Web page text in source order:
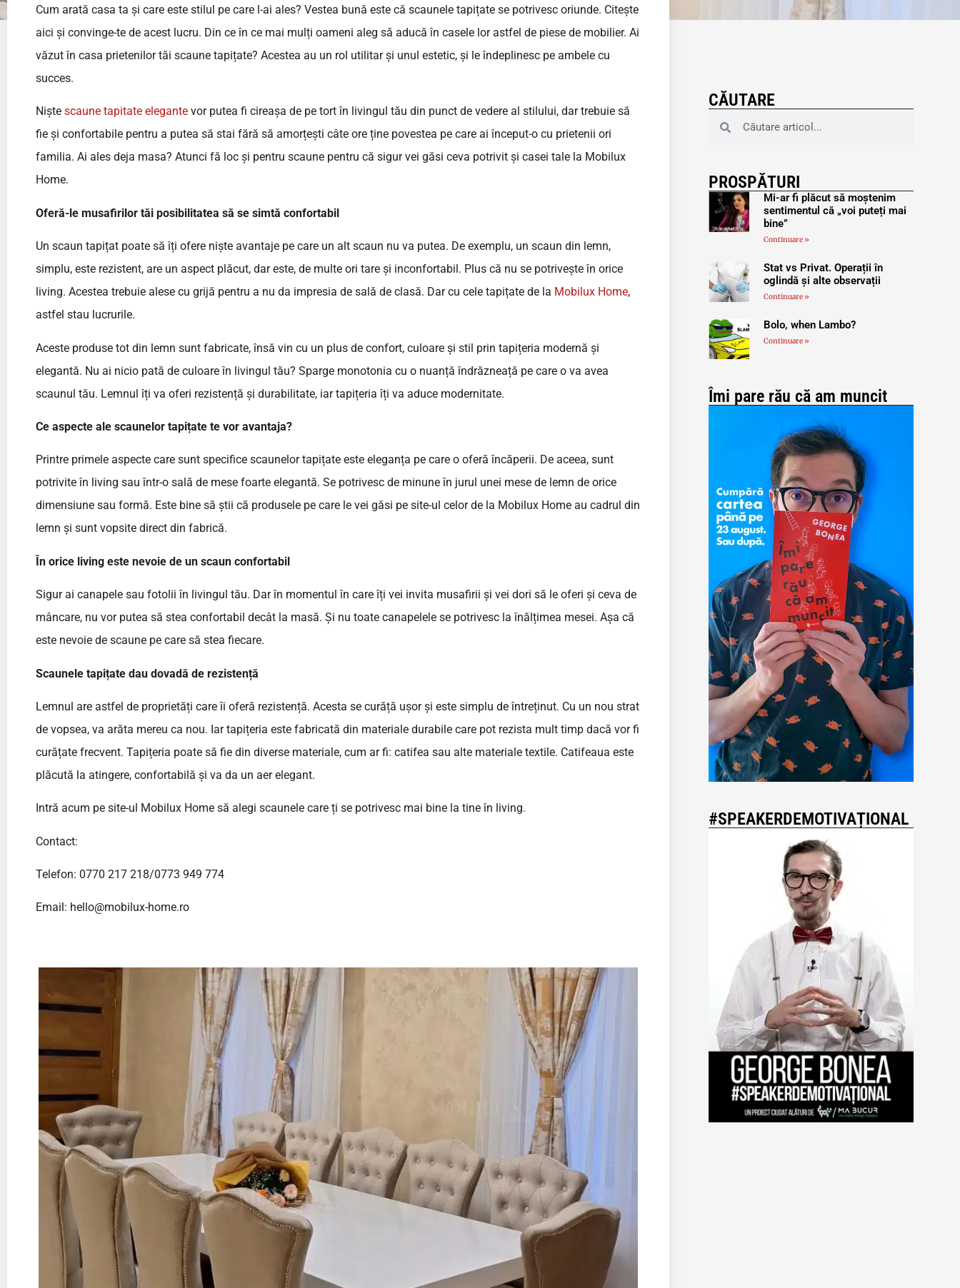
Cum arată casa ta și care este stilul pe care l-ai ales? Vestea bună este că scaunele tapițate se potrivesc oriunde. Citește
aici și convinge-te de acest lucru. Din ce în ce mai mulți oameni aleg să aducă în casele lor astfel de piese de mobilier. Ai
văzut în casa prietenilor tăi scaune tapițate? Acestea au un rol utilitar și unul estetic, și le îndeplinesc pe ambele cu
succes.
Niște scaune tapitate elegante vor putea fi cireașa de pe tort în livingul tău din punct de vedere al stilului, dar trebuie să
fie și confortabile pentru a putea să stai fără să amorțești câte ore ține povestea pe care ai început-o cu prietenii ori
familia. Ai ales deja masa? Atunci fă loc și pentru scaune pentru că sigur vei găsi ceva potrivit și casei tale la Mobilux
Home.
Oferă-le musafirilor tăi posibilitatea să se simtă confortabil
Un scaun tapițat poate să îți ofere niște avantaje pe care un alt scaun nu va putea. De exemplu, un scaun din lemn,
simplu, este rezistent, are un aspect plăcut, dar este, de multe ori tare și inconfortabil. Plus că nu se potrivește în orice
living. Acestea trebuie alese cu grijă pentru a nu da impresia de sală de clasă. Dar cu cele tapițate de la Mobilux Home,
astfel stau lucrurile.
Aceste produse tot din lemn sunt fabricate, însă vin cu un plus de confort, culoare și stil prin tapițeria modernă și
elegantă. Nu ai nicio pată de culoare în livingul tău? Sparge monotonia cu o nuanță îndrăzneață pe care o va avea
scaunul tău. Lemnul îți va oferi rezistență și durabilitate, iar tapițeria îți va aduce modernitate.
Ce aspecte ale scaunelor tapițate te vor avantaja?
Printre primele aspecte care sunt specifice scaunelor tapițate este eleganța pe care o oferă încăperii. De aceea, sunt
potrivite în living sau într-o sală de mese foarte elegantă. Se potrivesc de minune în jurul unei mese de lemn de orice
dimensiune sau formă. Este bine să știi că produsele pe care le vei găsi pe site-ul celor de la Mobilux Home au cadrul din
lemn și sunt vopsite direct din fabrică.
În orice living este nevoie de un scaun confortabil
Sigur ai canapele sau fotolii în livingul tău. Dar în momentul în care îți vei invita musafirii și vei dori să le oferi și ceva de
mâncare, nu vor putea să stea confortabil decât la masă. Și nu toate canapelele se potrivesc la înălțimea mesei. Așa că
este nevoie de scaune pe care să stea fiecare.
Scaunele tapițate dau dovadă de rezistență
Lemnul are astfel de proprietăți care îi oferă rezistență. Acesta se curăță ușor și este simplu de întreținut. Cu un nou strat
de vopsea, va arăta mereu ca nou. Iar tapițeria este fabricată din materiale durabile care pot rezista mult timp dacă vor fi
curățate frecvent. Tapițeria poate să fie din diverse materiale, cum ar fi: catifea sau alte materiale textile. Catifeaua este
plăcută la atingere, confortabilă și va da un aer elegant.
Intră acum pe site-ul Mobilux Home să alegi scaunele care ți se potrivesc mai bine la tine în living.
Contact:
Telefon: 0770 217 218/0773 949 774
Email: hello@mobilux-home.ro
CĂUTARE
PROSPĂTURI
Mi-ar fi plăcut să moștenim
sentimentul că „voi puteți mai
bine”
Continuare »
Stat vs Privat. Operații în
oglindă și alte observații
Continuare »
Bolo, when Lambo?
Continuare »
Îmi pare rău că am muncit
#SPEAKERDEMOTIVAȚIONAL